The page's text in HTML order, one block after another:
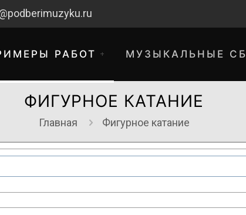
РАБОТ МУЗЫКАЛЬНЫЕ
ФИГУРНОЕ КАТАНИЕ
Главная Фигурное катание